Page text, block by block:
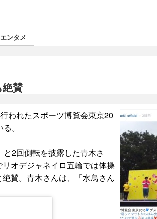
エンタメ
賛
われたスポーツ博覧会東京20
。
2回側転を披露した青木さ
オデジャネイロ五輪では体操
賛。青木さんは、「水鳥さん